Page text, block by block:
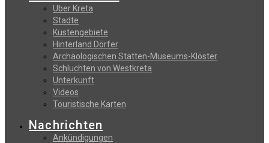
Uber Kreta
Stadte
Küstengebiete
Hinterland Dörfer
Archäologischen Stätten-Museums-Klöster
Schluchten von Westkreta
Unterkunft
Videos
Touristische Karten
Nachrichten
Ankündigungen